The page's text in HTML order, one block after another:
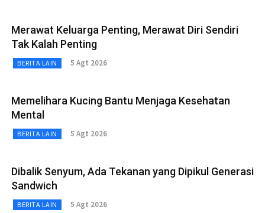
Merawat Keluarga Penting, Merawat Diri Sendiri
Tak Kalah Penting
BERITA LAIN 5 Agt 2026
Memelihara Kucing Bantu Menjaga Kesehatan
Mental
BERITA LAIN 5 Agt 2026
Dibalik Senyum, Ada Tekanan yang Dipikul Generasi
Sandwich
BERITA LAIN 5 Agt 2026